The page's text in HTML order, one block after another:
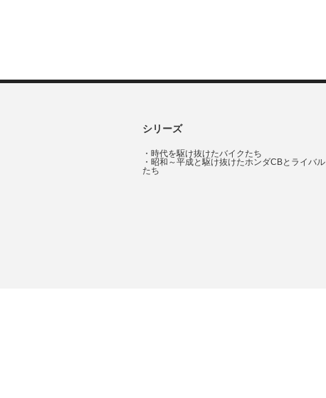
シリーズ
・ 時代を駆け抜けたバイクたち
・ 昭和～平成と駆け抜けたホンダCBとライバル
たち